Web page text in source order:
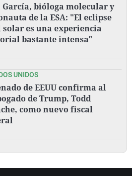
García, bióloga molecular y
de la ESA: "El eclipse
es una experiencia
bastante intensa"
UNIDOS
de EEUU confirma al
de Trump, Todd
como nuevo fiscal